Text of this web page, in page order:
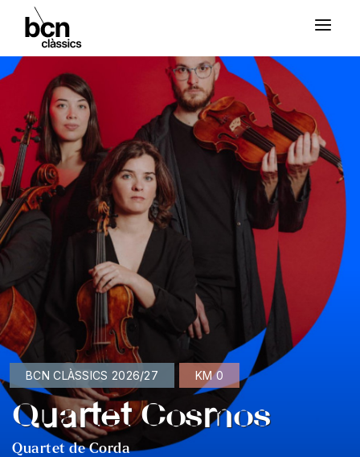
BCN CLÀSSICS 2026/27 KM 0
Quartet Cosmos
Quartet de Corda